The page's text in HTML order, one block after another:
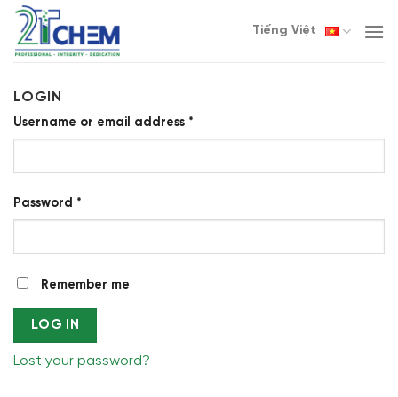
Skip
content
Tiếng Việt
LOGIN
Username or email address *
Password *
Remember me
LOG IN
Lost your password?